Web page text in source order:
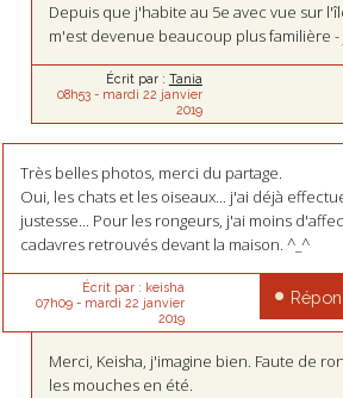
Depuis que j'habite au 5e avec vue sur
m'est devenue beaucoup plus familière -
Écrit par : Tania
08h53- mardi 22 janvier
2019
Très belles photos, merci du partage.
Oui, les chats et les oiseaux... j'ai déjà
justesse... Pour les rongeurs, j'ai moins
cadavres retrouvés devant la maison. ^_^
Écrit par : keisha
07h09- mardi 22 janvier
2019
Merci, Keisha, j'imagine bien. Faute de
les mouches en été.